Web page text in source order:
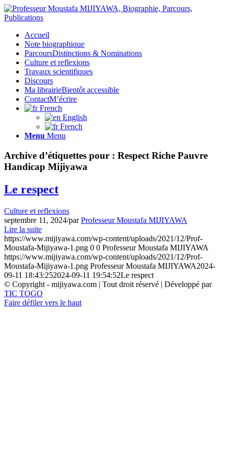
Accueil
Note biographique
ParcoursDistinctions & Nominations
Culture et reflexions
Travaux scientifiques
Discours
Ma librairieBientôt accessible
ContactM’écrire
French
English
French
Menu Menu
Archive d’étiquettes pour : Respect Riche Pauvre
Handicap Mijiyawa
Le respect
Culture et reflexions
septembre 11, 2024/parProfesseur Moustafa MIJIYAWA
Lire la suite
https://www.mijiyawa.com/wp-content/uploads/2021/12/Prof-
Moustafa-Mijiyawa-1.png 0 0 Professeur Moustafa MIJIYAWA
https://www.mijiyawa.com/wp-content/uploads/2021/12/Prof-
Moustafa-Mijiyawa-1.png Professeur Moustafa MIJIYAWA2024-
09-11 18:43:252024-09-11 19:54:52Le respect
© Copyright - mijiyawa.com | Tout droit réservé | Développé par
TIC TOGO
Faire défiler vers le haut